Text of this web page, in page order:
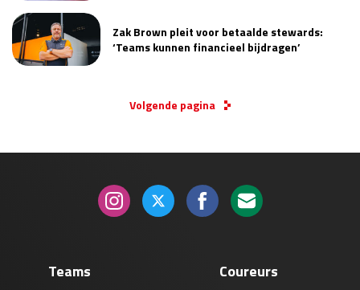
Zak Brown pleit voor betaalde stewards:
‘Teams kunnen financieel bijdragen’
Volgende pagina
Teams Coureurs